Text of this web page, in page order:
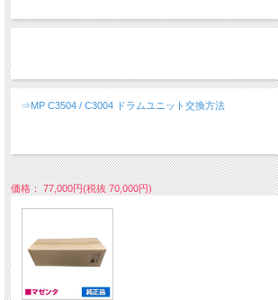
⇒MP C3504 / C3004 ドラムユニット交換方法
価格： 77,000円(税抜 70,000円)